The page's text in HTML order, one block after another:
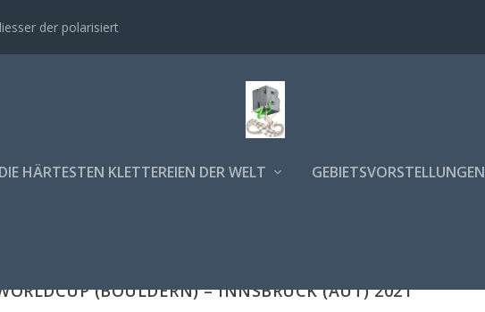
der polarisiert
DIE HÄRTESTEN KLETTEREIEN DER WELT GEBIETSVORSTELLUNGEN
(BOULDERN) – INNSBRUCK (AUT) 2021